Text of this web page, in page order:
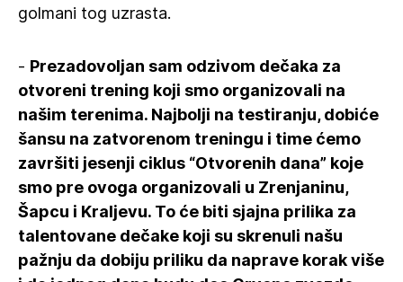
golmani tog uzrasta.
- Prezadovoljan sam odzivom dečaka za
otvoreni trening koji smo organizovali na
našim terenima. Najbolji na testiranju, dobiće
šansu na zatvorenom treningu i time ćemo
završiti jesenji ciklus “Otvorenih dana” koje
smo pre ovoga organizovali u Zrenjaninu,
Šapcu i Kraljevu. To će biti sjajna prilika za
talentovane dečake koji su skrenuli našu
pažnju da dobiju priliku da naprave korak više